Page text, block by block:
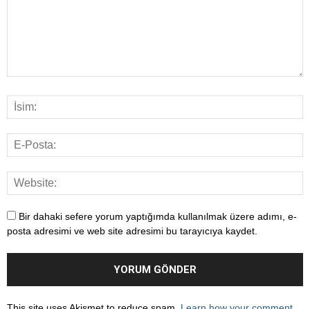
Bir dahaki sefere yorum yaptığımda kullanılmak üzere adımı, e-
posta adresimi ve web site adresimi bu tarayıcıya kaydet.